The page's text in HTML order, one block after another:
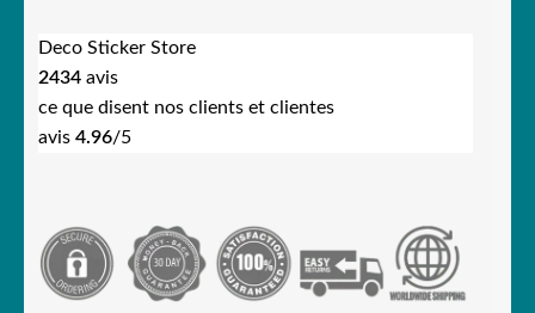
Deco Sticker Store
2434 avis
ce que disent nos clients et clientes
avis 4.96/5